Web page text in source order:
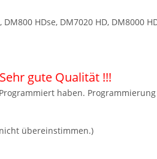
HDse, DM7020 HD, DM8000
Sehr gute Qualität !!!
haben.
übereinstimmen.)